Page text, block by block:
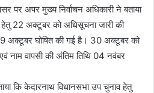
पर अपर मुख्य निर्वाचन अधिकारी ने बताया
हेतु 22 अक्टूबर को अधिसूचना जारी की
अक्टूबर घोषित की गई है। 30 अक्टूबर को
नाम वापसी की अंतिम तिथि 04 नवंबर
कि केदारनाथ विधानसभा उप चुनाव हेतु